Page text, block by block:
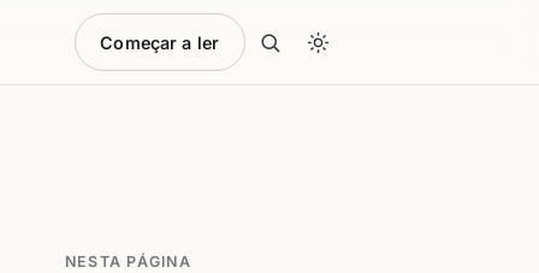
Começar a ler
NESTA PÁGINA